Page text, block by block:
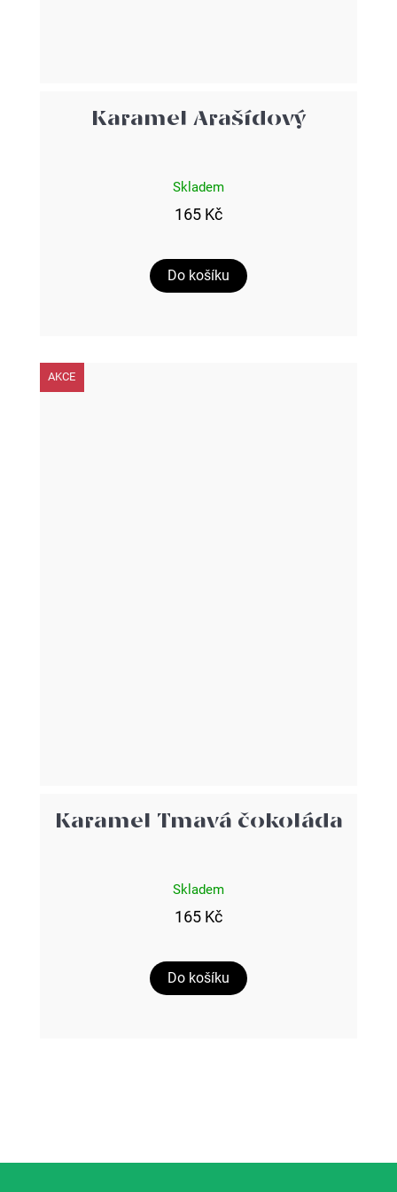
Karamel Arašídový
Skladem
165 Kč
Do košíku
AKCE
Karamel Tmavá čokoláda
Skladem
165 Kč
Do košíku